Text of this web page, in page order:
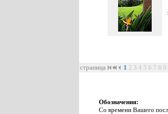
страница 1 2 3 4 5 6 7 8 9
Обозначения:
Со времени Вашего